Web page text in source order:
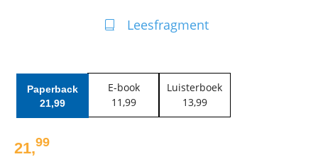
Paperback
21,99
E-book
11,99
Luisterboek
13,99
Paperback:
21,99
Leesfragment